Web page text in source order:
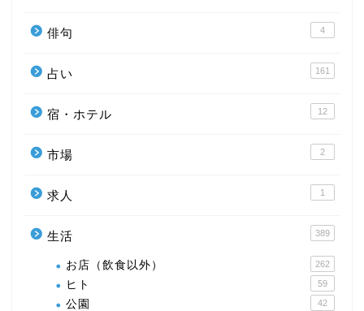
俳句 4
占い 161
宿・ホテル 12
市場 2
求人 1
生活 389
お店（飲食以外） 262
ヒト 59
公園 42